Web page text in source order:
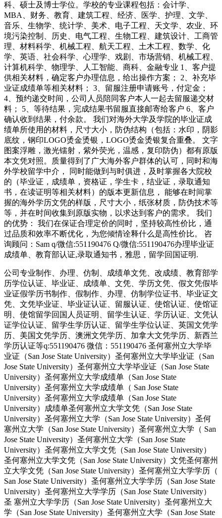
科、硕士及博士学位。学校的专业课程包括：会计学、
MBA、财务、教育、建筑工程、经济、医学、护理、文学、
音乐、生物学、统计学、美术、电子工程、天文学、农业、环
境污染控制、历史、电气工程、生物工程、建筑设计、工商管
理、材料科学、机械工程、航天工程、土木工程、数学、化
学、英语、社会科学、心理学、戏剧、市场营销、机械工程、
计算机科学、物理学、人工智能、商科、金融专业 1、客户提
供相关材料，确定客户办理信息，给出操作方案； 2、补充毕
业证成绩单等相关材料； 3、留服注册申请账号，付定金；
4、预约递交时间，公司人员陪同客户本人一起去留服递交材
料； 5、等待结果，完成结果书留服直接邮寄给客户 6、客户
确认收到结果，付余款。 我们对海外大学及学院的毕业证成
绩单所使用的材料，尺寸大小，防伪结构（包括：水印，阴影
底纹，钢印LOGO烫金烫银，LOGO烫金烫银复合重叠。 文字
图案浮雕，激光镭射，紫外荧光，温感，复印防伪）都有原版
本文凭对照。质量得到了广大海外客户群体的认可，同时和海
外学校留学中介， 同时能做到与时俱进，及时掌握各大院校
的（毕业证，成绩单，资格证，学生卡，结业证，录取通知
书，在读证明等相关材料）的版本更新信息， 能够在时间掌
握的海外学历文凭的样版，尺寸大小，纸张材质，防伪技术等
等，并在时间收集到原版实物，以求达到客户的需求。 我们
的优势： 我们在保证合理定价的同时，坚持较高性价比，通
过品质和效率不断优化，为您倾情诠释什么是高性价比。 咨
询顾问：Sam q/微信:551190476 Q/微信:551190476办理毕业证
成绩单、教育部认证,录取通知书，雅思，留学回国证明.
公司专业制作、办理、仿制、成绩单文凭、改成绩、教育部学
历学位认证、毕业证、成绩单、文凭、学历文凭、假文凭假毕
业证假学历书制作、假制作、办理、仿制学位证书、毕业证文
凭、文凭毕业证、毕业证认证、留服认证、使馆认证、使馆证
明、使馆留学回国人员证明、留学生认证、学历认证、文凭认
证学位认证、留学生学历认证、留学生学位认证、英国文凭学
历、美国文凭学历、澳洲文凭学历、加拿大文凭学历、新西兰
学历认证等q:551190476 微信：551190476 圣何塞州立大学毕
业证（San Jose State University）圣何塞州立大学毕业证（San
Jose State University）圣何塞州立大学毕业证（San Jose State
University）圣何塞州立大学成绩单（San Jose State
University）圣何塞州立大学成绩单（ San Jose State
University）圣何塞州立大学成绩单（San Jose State
University）成绩单圣何塞州立大学文凭（San Jose State
University）圣何塞州立大学（San Jose State University）圣何
塞州立大学（San Jose State University）圣何塞州立大学（ San
Jose State University）圣何塞州立大学（San Jose State
University）圣何塞州立大学文凭（San Jose State University）
圣何塞州立大学文凭（San Jose State University）文凭圣何塞州
立大学文凭（San Jose State University）圣何塞州立大学学历（
San Jose State University）圣何塞州立大学学历（San Jose State
University）圣何塞州立大学学历（San Jose State University）
圣 塞州立大学学历（San Jose State University）圣何塞州立大
学（San Jose State University）圣何塞州立大学（San Jose State